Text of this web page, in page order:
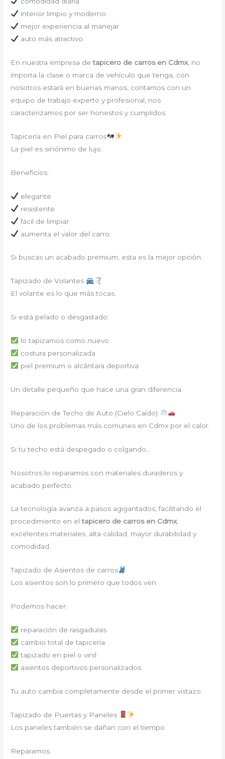
interior limpio y moderno
mejor experiencia al manejar
auto más atractivo
En nuestra empresa detapicero de carros en Cdmx, no
importa la clase o marca de vehículo que tenga, con
nosotros estará en buenas manos, contamos con un
equipo de trabajo experto y profesional, nos
caracterizamos por ser honestos y cumplidos.
Tapicería en Piel para carros
La piel es sinónimo de lujo.
Beneficios:
elegante
resistente
fácil de limpiar
aumenta el valor del carro
Si buscas un acabado premium, esta es la mejor opción.
Tapizado de Volantes
El volante es lo que más tocas.
Si está pelado o desgastado:
lo tapizamos como nuevo
costura personalizada
piel premium o alcántara deportiva
Un detalle pequeño que hace una gran diferencia.
Reparación de Techo de Auto (Cielo Caído)
Uno de los problemas más comunes en Cdmx por el calor.
Si tu techo está despegado o colgando…
Nosotros lo reparamos con materiales duraderos y
acabado perfecto.
La tecnología avanza a pasos agigantados, facilitando el
procedimiento en eltapicero de carros en Cdmx,
excelentes materiales, alta calidad, mayor durabilidad y
comodidad.
Tapizado de Asientos de carros
Los asientos son lo primero que todos ven.
Podemos hacer:
reparación de rasgaduras
cambio total de tapicería
tapizado en piel o vinil
asientos deportivos personalizados
Tu auto cambia completamente desde el primer vistazo.
Tapizado de Puertas y Paneles
Los paneles también se dañan con el tiempo.
Reparamos: